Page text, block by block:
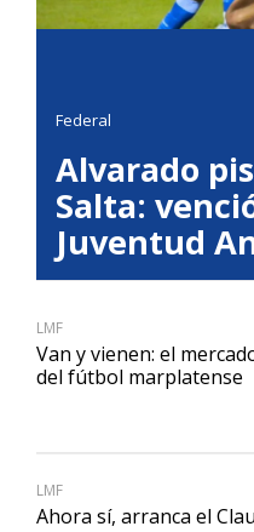
Federal
Alvarado
Salta:
Juventud
LMF
Van y vienen: el
del fútbol marplatense
LMF
Ahora sí, arranca el